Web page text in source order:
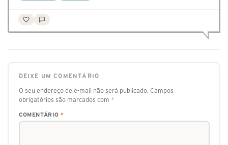
DEIXE UM COMENTÁRIO
O seu endereço de e-mail não será publicado. Campos
obrigatórios são marcados com *
COMENTÁRIO *